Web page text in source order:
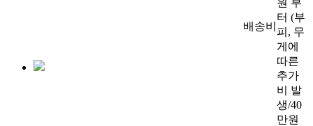
배송비
터 (부
피, 무
게에
따른
추가
비 발
생/40
만원